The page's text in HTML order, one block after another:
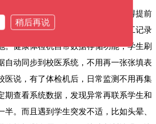
校医的负担。以前学校组织体检，得提前
顺序，学生排队半天，校医还要手工记录
。健康体检机自带数据存储功能，学生刷
自动同步到校医系统，不用再一张张填表
医说，有了体检机后，日常监测不用再集
期查看系统数据，发现异常再联系学生和
半。而且遇到学生突发不适，比如头晕、
稍后再说